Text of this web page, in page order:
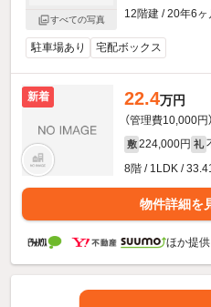
すべての写真
12階建 / 20年6ヶ
駐車場あり 宅配ボックス
新着 22.4万円
（管理費10,000円）
敷 224,000円 礼
8階 / 1LDK /
物件詳細を
ほか提供